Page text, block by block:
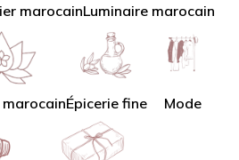
marocainLuminaire marocain
Épicerie fine Mode